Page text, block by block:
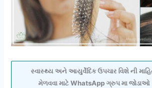
સ્વાસ્થ્ય અને આયુર્વેદિક ઉપચાર વિશે ની
મેળવવા માટે WhatsApp ગ્રુપ મા જોડાઓ